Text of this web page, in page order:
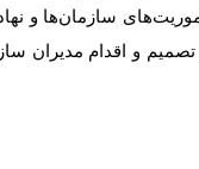
سازمان‌ها و
و اقدام مدیران